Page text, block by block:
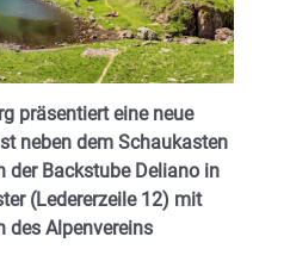
präsentiert eine neue
neben dem Schaukasten
der Backstube Deliano in
(Ledererzeile 12) mit
des Alpenvereins